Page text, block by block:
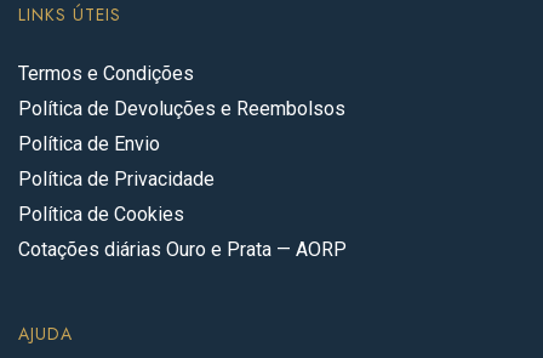
LINKS ÚTEIS
Termos e Condições
Política de Devoluções e Reembolsos
Política de Envio
Política de Privacidade
Política de Cookies
Cotações diárias Ouro e Prata — AORP
AJUDA